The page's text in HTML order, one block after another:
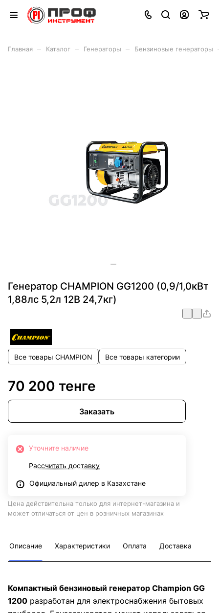
Главная Каталог Генераторы Бензиновые генераторы
Генератор CHAMPION GG1200 (0,9/1,0кВт
1,88лс 5,2л 12В 24,7кг)
Все товары CHAMPION Все товары категории
70 200 тенге
Заказать
Уточните наличие
Рассчитать доставку
Официальный дилер в Казахстане
Цена действительна только для интернет-магазина и
может отличаться от цен в розничных магазинах
Описание Характеристики Оплата Доставка
Компактный бензиновый генератор Champion GG
1200 разработан для электроснабжения бытовых